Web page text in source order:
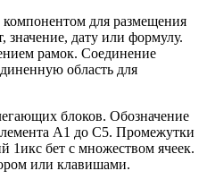
для размещения
значение, дату или формулу.
рамок. Соединение
область для
блоков. Обозначение
A1 до C5. Промежутки
1икс бет с множеством ячеек.
или клавишами.